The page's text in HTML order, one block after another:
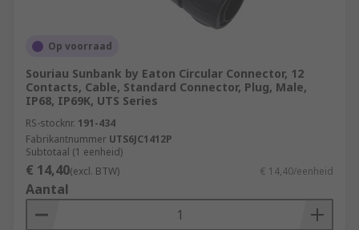
Op voorraad
Souriau Sunbank by Eaton Circular Connector, 12
Contacts, Cable, Standard Connector, Plug, Male,
IP68, IP69K, UTS Series
RS-stocknr. 191-434
Fabrikantnummer UTS6JC1412P
Subtotaal (1 eenheid)
€ 14,40(excl. BTW) € 14,40/eenheid
Aantal